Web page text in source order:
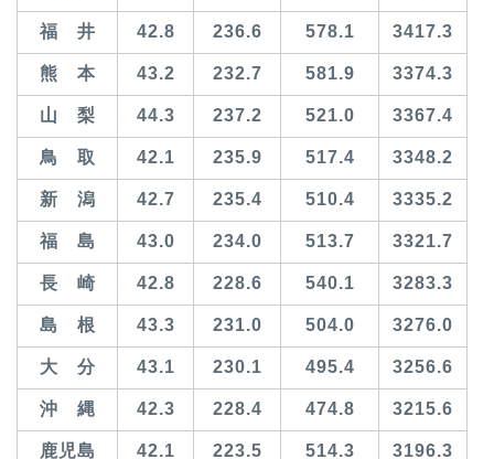
福 井 42.8 236.6 578.1 3417.3
熊 本 43.2 232.7 581.9 3374.3
山 梨 44.3 237.2 521.0 3367.4
鳥 取 42.1 235.9 517.4 3348.2
新 潟 42.7 235.4 510.4 3335.2
福 島 43.0 234.0 513.7 3321.7
長 崎 42.8 228.6 540.1 3283.3
島 根 43.3 231.0 504.0 3276.0
大 分 43.1 230.1 495.4 3256.6
沖 縄 42.3 228.4 474.8 3215.6
鹿児島 42.1 223.5 514.3 3196.3